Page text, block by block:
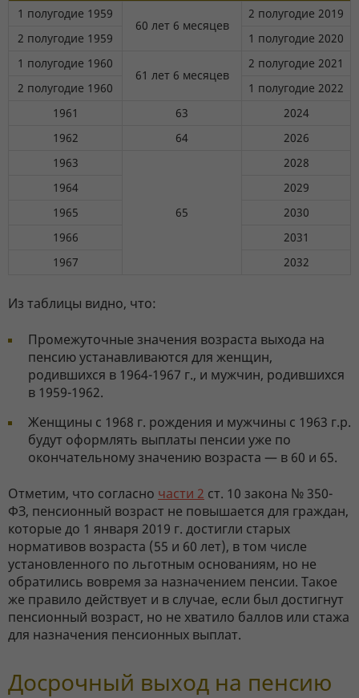
1 полугодие 1959
60 лет 6 месяцев
2 полугодие 2019
2 полугодие 1959
1 полугодие 2020
1 полугодие 1960
61 лет 6 месяцев
2 полугодие 2021
2 полугодие 1960
1 полугодие 2022
1961
63
2024
1962
64
2026
1963
65
2028
1964
2029
1965
2030
1966
2031
1967
2032
Из таблицы видно, что:
Промежуточные значения возраста выхода на
пенсию устанавливаются для женщин,
родившихся в 1964-1967 г., и мужчин, родившихся
в 1959-1962.
Женщины с 1968 г. рождения и мужчины с 1963 г.р.
будут оформлять выплаты пенсии уже по
окончательному значению возраста — в 60 и 65.
Отметим, что согласно части 2 ст. 10 закона № 350-
ФЗ, пенсионный возраст не повышается для граждан,
которые до 1 января 2019 г. достигли старых
нормативов возраста (55 и 60 лет), в том числе
установленного по льготным основаниям, но не
обратились вовремя за назначением пенсии. Такое
же правило действует и в случае, если был достигнут
пенсионный возраст, но не хватило баллов или стажа
для назначения пенсионных выплат.
Досрочный выход на пенсию